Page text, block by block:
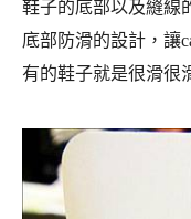
鞋子的底部以及縫線
底部防滑的設計，讓
有的鞋子就是很滑很